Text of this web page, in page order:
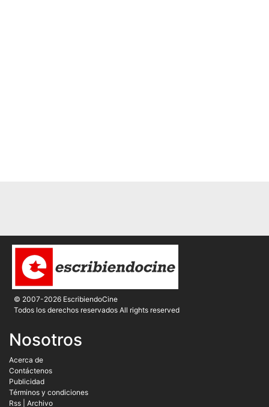
© 2007-2026 EscribiendoCine
Todos los derechos reservados All rights reserved
Nosotros
Acerca de
Contáctenos
Publicidad
Términos y condiciones
Rss
Archivo